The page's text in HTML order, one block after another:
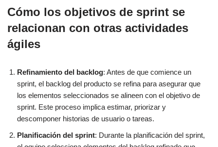
Cómo los objetivos de sprint se
relacionan con otras actividades
ágiles
Refinamiento del backlog: Antes de que comience un
sprint, el backlog del producto se refina para asegurar que
los elementos seleccionados se alineen con el objetivo de
sprint. Este proceso implica estimar, priorizar y
descomponer historias de usuario o tareas.
Planificación del sprint: Durante la planificación del sprint,